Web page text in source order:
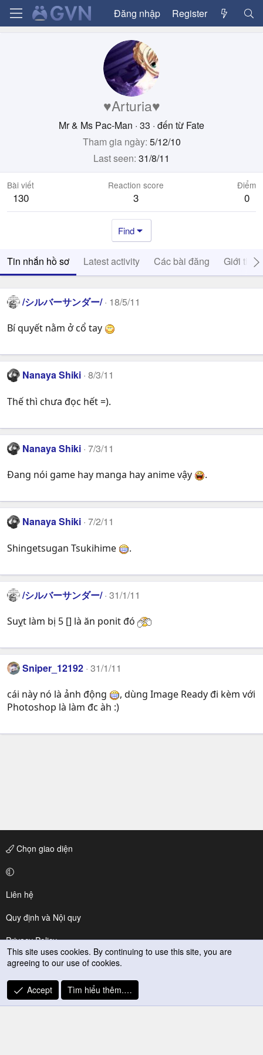
Đăng nhập Register
♥Arturia♥
Mr & Ms Pac-Man · 33 · đến từ Fate
Tham gia ngày 5/12/10
Last seen 31/8/11
Bài viết
130
Reaction score
3
Điểm
0
Find
Tin nhắn hồ sơ Latest activity Các bài đăng Giới thiệu
/シルバーサンダー/ 18/5/11
Bí quyết nằm ở cổ tay
Nanaya Shiki 8/3/11
Thế thì chưa đọc hết =).
Nanaya Shiki 7/3/11
Đang nói game hay manga hay anime vậy .
Nanaya Shiki 7/2/11
Shingetsugan Tsukihime .
/シルバーサンダー/ 31/1/11
Suỵt làm bị 5 [] là ăn ponit đó
Sniper_12192 31/1/11
cái này nó là ảnh động
, dùng Image Ready đi kèm với
Photoshop là làm đc àh :)
Chọn giao diện
Liên hệ
Quy định và Nội quy
Privacy Policy
Trợ giúp
R
S
This site uses cookies. By continuing to use this site, you are
agreeing to our use of cookies.
Accept Tìm hiểu thêm.…